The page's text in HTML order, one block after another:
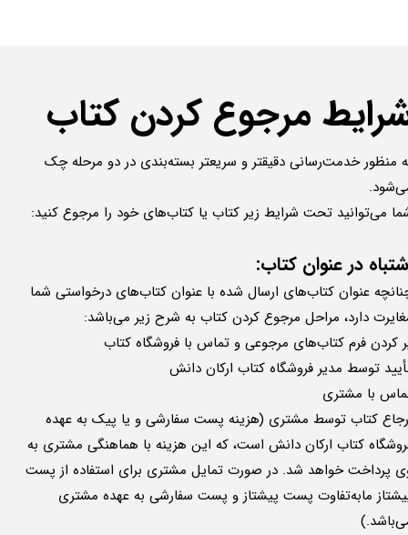
مرجوع کردن کتاب
منظور خدمت‌رسانی دقیقتر و سریعتر بسته‌بندی در دو مرحله چک
می‌توانید تحت شرایط زیر کتاب‌ یا کتاب‌های خود را مرجوع کنید:
در عنوان کتاب:
عنوان کتاب‌های ارسال شده با عنوان کتاب‌های درخواستی شما
دارد، مراحل مرجوع کردن کتاب به شرح زیر می‌باشد:
کردن فرم کتاب‌های مرجوعی و تماس با فروشگاه کتاب
توسط مدیر فروشگاه کتاب ارکان دانش
با مشتری
کتاب توسط مشتری (هزینه پست سفارشی و یا پیک به عهده
کتاب ارکان دانش است، که این هزینه با هماهنگی مشتری به
پرداخت خواهد شد. در صورت تمایل مشتری برای استفاده از پست
ما‌به‌تفاوت پست پیشتاز و پست سفارشی به عهده مشتری